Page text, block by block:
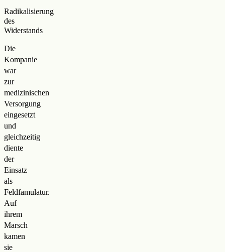
Radikalisierung
des
Widerstands
Die
Kompanie
war
zur
medizinischen
Versorgung
eingesetzt
und
gleichzeitig
diente
der
Einsatz
als
Feldfamulatur.
Auf
ihrem
Marsch
kamen
sie